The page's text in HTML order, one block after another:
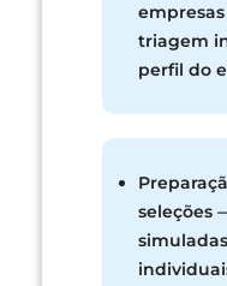
triagem
perfil do
seleções